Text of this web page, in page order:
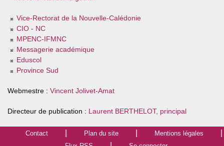
Vice-Rectorat de la Nouvelle-Calédonie
CIO - NC
MPENC-IFMNC
Messagerie académique
Eduscol
Province Sud
Webmestre : Vincent Jolivet-Amat
Directeur de publication : Laurent BERTHELOT, principal
Contact Plan du site
Mentions légales